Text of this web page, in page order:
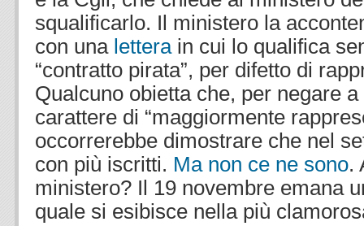
squalificarlo. Il ministero la
con una letterain cui lo qualifica
“contratto pirata”, per difetto di
Qualcuno obietta che, per negare
carattere di “maggiormente
occorrerebbe dimostrare che nel
con più iscritti. Ma non ce ne sono.
ministero? Il 19 novembre emana
quale si esibisce nella più